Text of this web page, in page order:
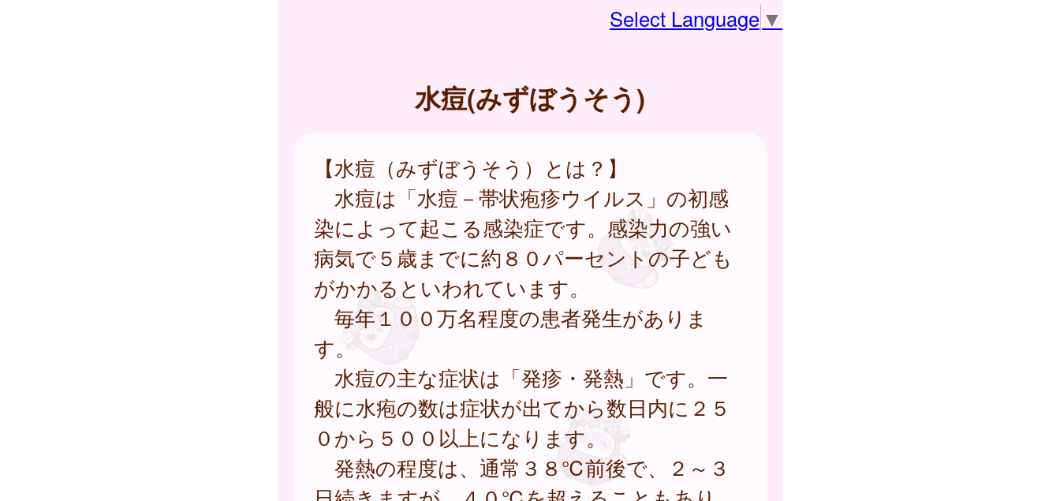
Select Language ▼
水痘(みずぼうそう)
【水痘（みずぼうそう）とは？】
水痘は「水痘－帯状疱疹ウイルス」の初感
染によって起こる感染症です。感染力の強い
病気で５歳までに約８０パーセントの子ども
がかかるといわれています。
毎年１００万名程度の患者発生がありま
す。
水痘の主な症状は「発疹・発熱」です。一
般に水疱の数は症状が出てから数日内に２５
０から５００以上になります。
発熱の程度は、通常３８℃前後で、２～３